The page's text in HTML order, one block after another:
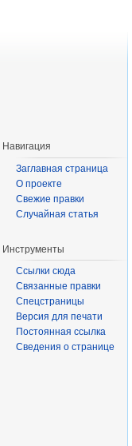
Навигация
Заглавная страница
О проекте
Свежие правки
Случайная статья
Инструменты
Ссылки сюда
Связанные правки
Спецстраницы
Версия для печати
Постоянная ссылка
Сведения о странице